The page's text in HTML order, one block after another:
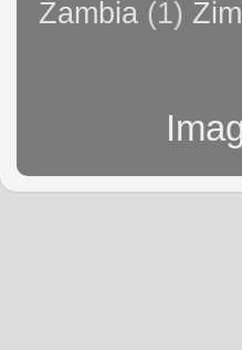
Zambia (1)